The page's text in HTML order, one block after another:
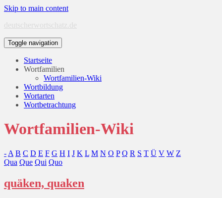
Skip to main content
deutscherwortschatz.de
Toggle navigation
Startseite
Wortfamilien
Wortfamilien-Wiki
Wortbildung
Wortarten
Wortbetrachtung
Wortfamilien-Wiki
- A B C D E F G H I J K L M N O P Q R S T Ü V W Z
Qua Que Qui Quo
quäken, quaken